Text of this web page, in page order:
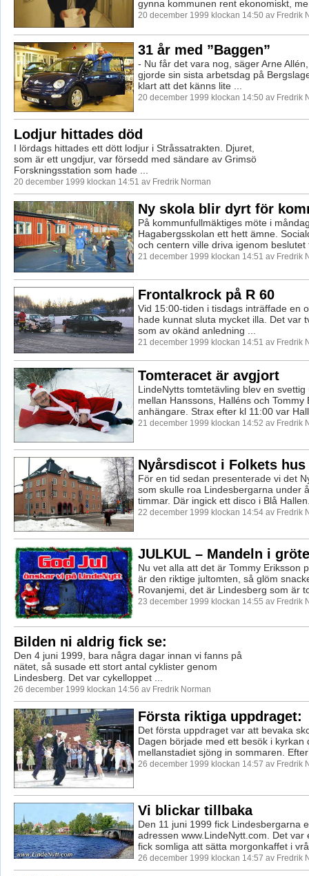
gynna kommunen rent ekonomiskt,
20 december 1999 klockan 14:50 av Fredrik
31 år med ”Baggen”
- Nu får det vara nog, säger Arne
gjorde sin sista arbetsdag på
klart att det känns lite ...
20 december 1999 klockan 14:50 av Fredrik
Lodjur hittades död
I lördags hittades ett dött lodjur i Stråssatrakten. Djuret,
som är ett ungdjur, var försedd med sändare av Grimsö
Forskningsstation som hade ...
20 december 1999 klockan 14:51 av Fredrik Norman
Ny skola blir dyrt för
På kommunfullmäktiges möte i
Hagabergsskolan ett hett ämne.
och centern ville driva igenom beslutet
21 december 1999 klockan 14:51 av Fredrik
Frontalkrock på R 60
Vid 15:00-tiden i tisdags inträffade en
hade kunnat sluta mycket illa. Det var
som av okänd anledning ...
21 december 1999 klockan 14:51 av Fredrik
Tomteracet är avgjort
LindeNytts tomtetävling blev en svettig
mellan Hanssons, Halléns och Tommy
anhängare. Strax efter kl 11:00 var
21 december 1999 klockan 14:52 av Fredrik
Nyårsdiscot i Folkets
För en tid sedan presenterade vi det
som skulle roa Lindesbergarna under
timmar. Där ingick ett disco i Blå
22 december 1999 klockan 14:54 av Fredrik
JULKUL – Mandeln i
Nu vet alla att det är Tommy Eriksson
är den riktige jultomten, så glöm
Rovanjemi, det är Lindesberg som är
23 december 1999 klockan 14:55 av Fredrik
Bilden ni aldrig fick se:
Den 4 juni 1999, bara några dagar innan vi fanns på
nätet, så susade ett stort antal cyklister genom
Lindesberg. Det var cykelloppet ...
26 december 1999 klockan 14:56 av Fredrik Norman
Första riktiga uppdraget:
Det första uppdraget var att bevaka
Dagen började med ett besök i kyrkan
mellanstadiet sjöng in sommaren.
26 december 1999 klockan 14:57 av Fredrik
Vi blickar tillbaka
Den 11 juni 1999 fick Lindesbergarna
adressen www.LindeNytt.com. Det var
fick somliga att sätta morgonkaffet i
26 december 1999 klockan 14:57 av Fredrik